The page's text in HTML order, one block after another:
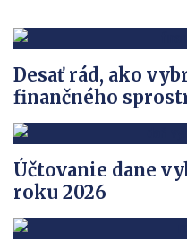
Desať rád, ako
finančného
Účtovanie dane
roku 2026